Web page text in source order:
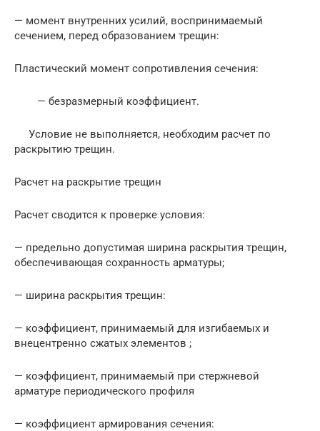
— момент внутренних усилий, воспринимаемый
сечением, перед образованием трещин:
Пластический момент сопротивления сечения:
— безразмерный коэффициент.
Условие не выполняется, необходим расчет по
раскрытию трещин.
Расчет на раскрытие трещин
Расчет сводится к проверке условия:
— предельно допустимая ширина раскрытия трещин,
обеспечивающая сохранность арматуры;
— ширина раскрытия трещин:
— коэффициент, принимаемый для изгибаемых и
внецентренно сжатых элементов ;
— коэффициент, принимаемый при стержневой
арматуре периодического профиля
— коэффициент армирования сечения: